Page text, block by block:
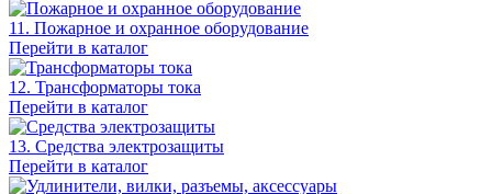
11. Пожарное и охранное оборудование
Перейти в каталог
12. Трансформаторы тока
Перейти в каталог
13. Средства электрозащиты
Перейти в каталог